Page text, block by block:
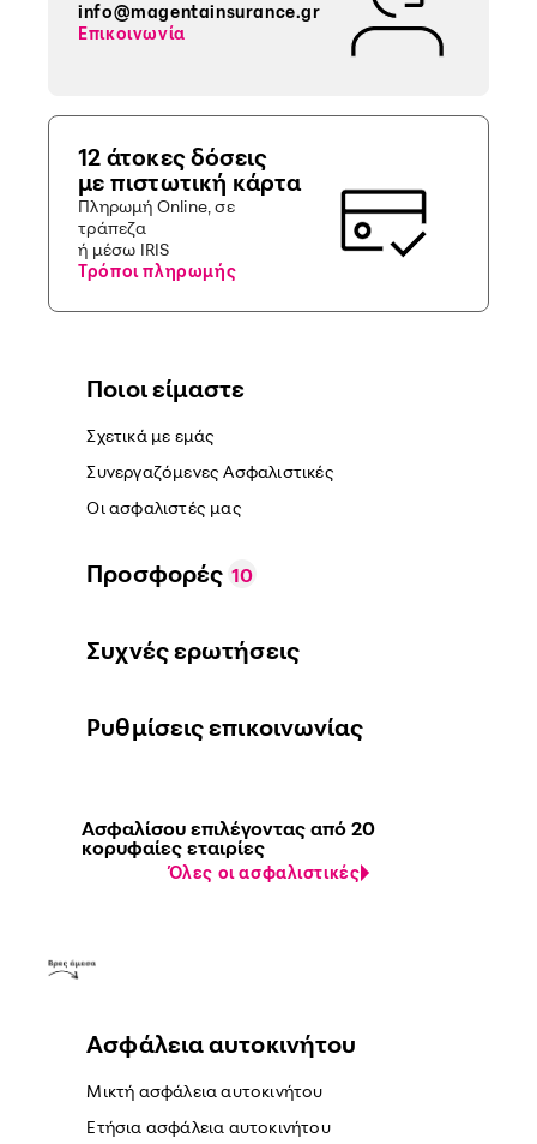
Ποιοι είμαστε
Σχετικά με εμάς
Συνεργαζόμενες Ασφαλιστικές
Οι ασφαλιστές μας
Προσφορές 10
Συχνές ερωτήσεις
Ρυθμίσεις επικοινωνίας
Ασφαλίσου επιλέγοντας από 20
κορυφαίες εταιρίες
Όλες οι ασφαλιστικές
Ασφάλεια αυτοκινήτου
Μικτή ασφάλεια αυτοκινήτου
Ετήσια ασφάλεια αυτοκινήτου
info@magentainsurance.gr
Επικοινωνία
12 άτοκες δόσεις
με πιστωτική κάρτα
Πληρωμή Online, σε
τράπεζα
ή μέσω IRIS
Τρόποι πληρωμής